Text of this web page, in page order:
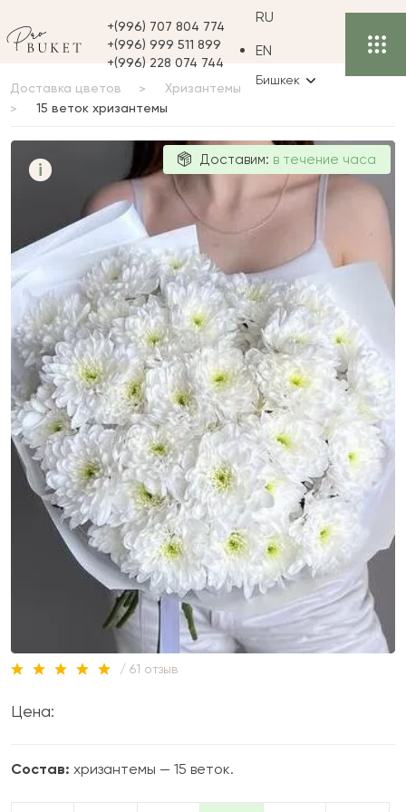
+(996) 707 804 774
+(996) 999 511 899
+(996) 228 074 744
RU
EN
Бишкек
Доставка цветов
Хризантемы
15 веток хризантемы
i
веток
Доставим: в течение часа
/ 61 отзыв
Цена:
Состав: хризантемы — 15 веток.